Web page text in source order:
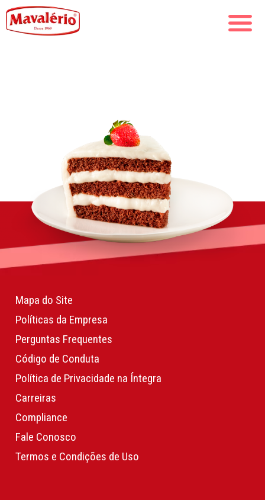
Mapa do Site
Políticas da Empresa
Perguntas Frequentes
Código de Conduta
Política de Privacidade na Íntegra
Carreiras
Compliance
Fale Conosco
Termos e Condições de Uso